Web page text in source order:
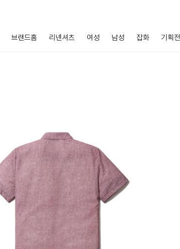
브랜드홈 리넨셔츠 여성 남성 잡화 기획전